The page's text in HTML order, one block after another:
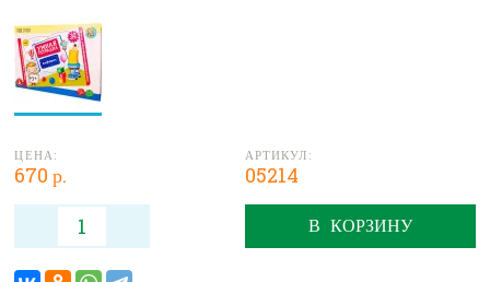
ЦЕНА:
670 р.
АРТИКУЛ:
05214
В КОРЗИНУ